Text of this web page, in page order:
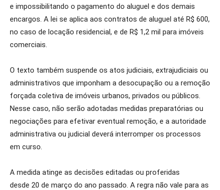
e impossibilitando o pagamento do aluguel e dos demais
encargos. A lei se aplica aos contratos de aluguel até R$ 600,
no caso de locação residencial, e de R$ 1,2 mil para imóveis
comerciais.
O texto também suspende os atos judiciais, extrajudiciais ou
administrativos que imponham a desocupação ou a remoção
forçada coletiva de imóveis urbanos, privados ou públicos.
Nesse caso, não serão adotadas medidas preparatórias ou
negociações para efetivar eventual remoção, e a autoridade
administrativa ou judicial deverá interromper os processos
em curso.
A medida atinge as decisões editadas ou proferidas
desde 20 de março do ano passado. A regra não vale para as